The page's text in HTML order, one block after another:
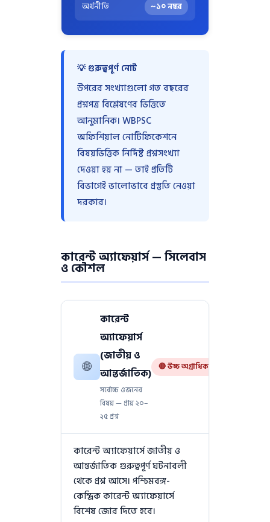
অর্থনীতি ~১০ নম্বর
💡 গুরুত্বপূর্ণ নোট
উপরের সংখ্যাগুলো গত বছরের
প্রশ্নপত্র বিশ্লেষণের ভিত্তিতে
আনুমানিক। WBPSC
অফিশিয়াল নোটিফিকেশনে
বিষয়ভিত্তিক নির্দিষ্ট প্রশ্নসংখ্যা
দেওয়া হয় না — তাই প্রতিটি
বিভাগেই ভালোভাবে প্রস্তুতি নেওয়া
দরকার।
কারেন্ট অ্যাফেয়ার্স — সিলেবাস
ও কৌশল
🌐
কারেন্ট
অ্যাফেয়ার্স
(জাতীয় ও
আন্তর্জাতিক)
সর্বোচ্চ ওজনের
বিষয় — প্রায় ২০–
২৫ প্রশ্ন
🔴 উচ্চ অগ্রাধিকার
কারেন্ট অ্যাফেয়ার্সে জাতীয় ও
আন্তর্জাতিক গুরুত্বপূর্ণ ঘটনাবলী
থেকে প্রশ্ন আসে। পশ্চিমবঙ্গ-
কেন্দ্রিক কারেন্ট অ্যাফেয়ার্সে
বিশেষ জোর দিতে হবে।